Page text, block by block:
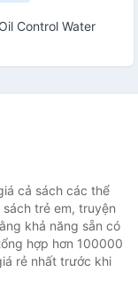
Control Water
cả sách các thể
trẻ em, truyện
khả năng sẵn có
hợp hơn 100000
rẻ nhất trước khi